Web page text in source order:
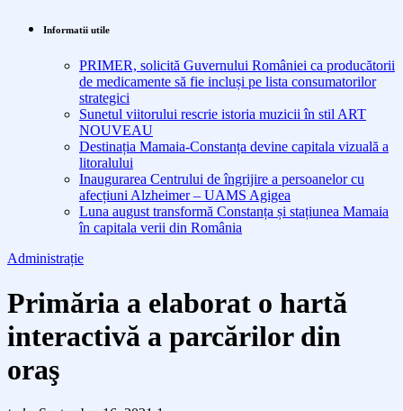
Informatii utile
PRIMER, solicită Guvernului României ca producătorii
de medicamente să fie incluși pe lista consumatorilor
strategici
Sunetul viitorului rescrie istoria muzicii în stil ART
NOUVEAU
Destinația Mamaia-Constanța devine capitala vizuală a
litoralului
Inaugurarea Centrului de îngrijire a persoanelor cu
afecțiuni Alzheimer – UAMS Agigea
Luna august transformă Constanța și stațiunea Mamaia
în capitala verii din România
Administrație
Primăria a elaborat o hartă
interactivă a parcărilor din
oraş